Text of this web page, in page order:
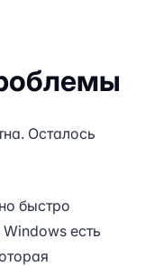
Осталось
быстро
есть